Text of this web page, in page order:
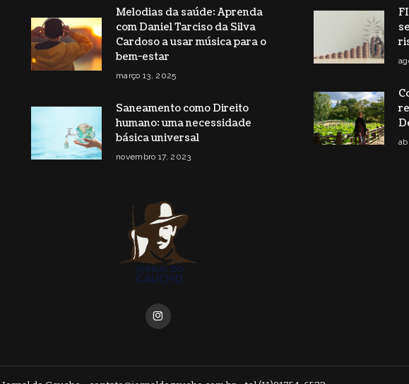
Melodias da saúde: Aprenda
com Daniel Tarciso da Silva
Cardoso a usar música para o
bem-estar
março 13, 2025
Saneamento como Direito
humano: uma necessidade
básica universal
novembro 17, 2023